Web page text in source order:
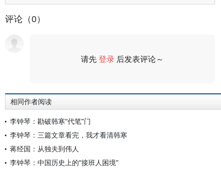
评论（0）
请先登录 后发表评论～
相同作者阅读
李钟琴：勘破韩寒“代笔”门
李钟琴：三篇文章看完，我才看清韩寒
蒋经国：从独夫到伟人
李钟琴：中国历史上的“接班人困境”